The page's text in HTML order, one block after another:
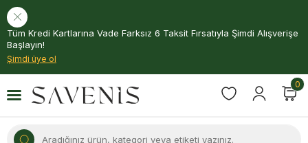
Tüm Kredi Kartlarına Vade Farksız 6 Taksit Fırsatıyla Şimdi Alışverişe
Başlayın!
Şimdi üye ol
0